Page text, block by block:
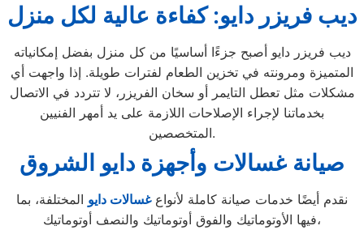
ديب فريزر دايو: كفاءة عالية لكل منزل
ديب فريزر دايو أصبح جزءًا أساسيًا من كل منزل بفضل إمكانياته
المتميزة ومرونته في تخزين الطعام لفترات طويلة. إذا واجهت أي
مشكلات مثل تعطل التايمر أو سخان الفريزر، لا تتردد في الاتصال
بخدماتنا لإجراء الإصلاحات اللازمة على يد أمهر الفنيين
المتخصصين.
صيانة غسالات وأجهزة دايو الشروق
نقدم أيضًا خدمات صيانة كاملة لأنواعغسالات دايو المختلفة، بما
فيها الأوتوماتيك والفوق أوتوماتيك والنصف أوتوماتيك،